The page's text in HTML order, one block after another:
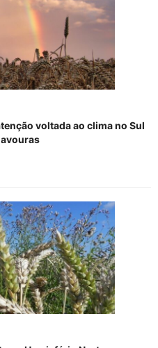
voltada ao clima no Sul